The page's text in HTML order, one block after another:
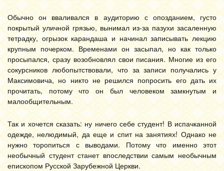
Обычно он вваливался в аудиторию с опозданием, густо
покрытый уличной грязью, вынимал из-за пазухи засаленную
тетрадку, огрызок карандаша и начинал записывать лекцию
крупным почерком. Временами он засыпал, но как только
просыпался, сразу возобновлял свои писания. Многие из его
сокурсников любопытствовали, что за записи получались у
Максимовича, но никто не решился попросить его дать их
прочитать, потому что он был человеком замкнутым и
малообщительным.
Так и хочется сказать: ну ничего себе студент! В испачканной
одежде, нелюдимый, да еще и спит на занятиях! Однако не
нужно торопиться с выводами. Потому что именно этот
необычный студент станет впоследствии самым необычным
епископом Русской Зарубежной Церкви.